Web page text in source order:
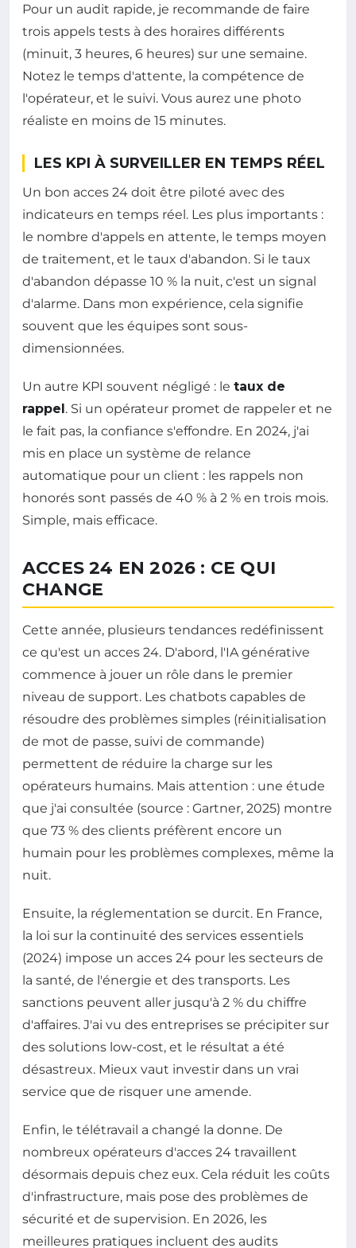
Pour un audit rapide, je recommande de faire
trois appels tests à des horaires différents
(minuit, 3 heures, 6 heures) sur une semaine.
Notez le temps d'attente, la compétence de
l'opérateur, et le suivi. Vous aurez une photo
réaliste en moins de 15 minutes.
LES KPI À SURVEILLER EN TEMPS RÉEL
Un bon acces 24 doit être piloté avec des
indicateurs en temps réel. Les plus importants :
le nombre d'appels en attente, le temps moyen
de traitement, et le taux d'abandon. Si le taux
d'abandon dépasse 10 % la nuit, c'est un signal
d'alarme. Dans mon expérience, cela signifie
souvent que les équipes sont sous-
dimensionnées.
Un autre KPI souvent négligé : le taux de
rappel. Si un opérateur promet de rappeler et ne
le fait pas, la confiance s'effondre. En 2024, j'ai
mis en place un système de relance
automatique pour un client : les rappels non
honorés sont passés de 40 % à 2 % en trois mois.
Simple, mais efficace.
ACCES 24 EN 2026 : CE QUI
CHANGE
Cette année, plusieurs tendances redéfinissent
ce qu'est un acces 24. D'abord, l'IA générative
commence à jouer un rôle dans le premier
niveau de support. Les chatbots capables de
résoudre des problèmes simples (réinitialisation
de mot de passe, suivi de commande)
permettent de réduire la charge sur les
opérateurs humains. Mais attention : une étude
que j'ai consultée (source : Gartner, 2025) montre
que 73 % des clients préfèrent encore un
humain pour les problèmes complexes, même la
nuit.
Ensuite, la réglementation se durcit. En France,
la loi sur la continuité des services essentiels
(2024) impose un acces 24 pour les secteurs de
la santé, de l'énergie et des transports. Les
sanctions peuvent aller jusqu'à 2 % du chiffre
d'affaires. J'ai vu des entreprises se précipiter sur
des solutions low-cost, et le résultat a été
désastreux. Mieux vaut investir dans un vrai
service que de risquer une amende.
Enfin, le télétravail a changé la donne. De
nombreux opérateurs d'acces 24 travaillent
désormais depuis chez eux. Cela réduit les coûts
d'infrastructure, mais pose des problèmes de
sécurité et de supervision. En 2026, les
meilleures pratiques incluent des audits